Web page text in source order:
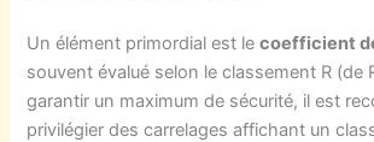
Un élément primordial est lecoefficient
souvent évalué selon le classement R (de
garantir un maximum de sécurité, il est
privilégier des carrelages affichant un